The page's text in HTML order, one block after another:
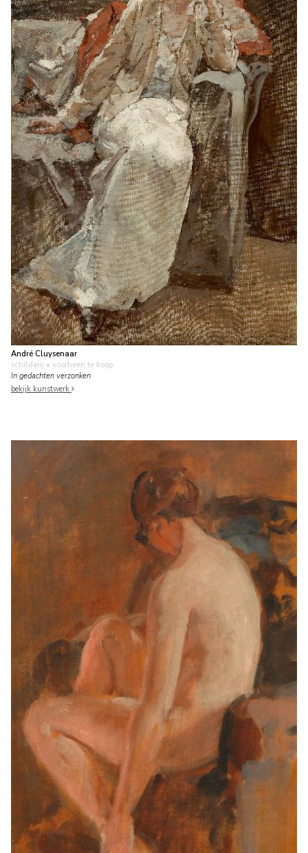
André Cluysenaar
schilderij • voorheen te koop
In gedachten verzonken
bekijk kunstwerk